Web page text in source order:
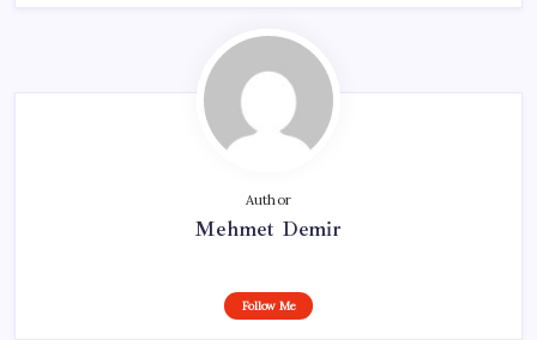
Author
Mehmet Demir
Follow Me